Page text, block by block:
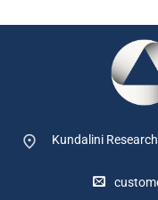
Kundalini